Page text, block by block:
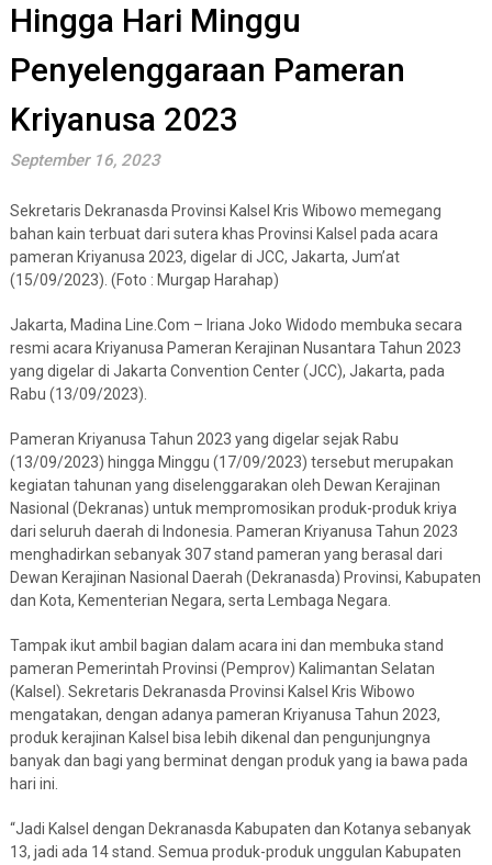
Hingga Hari Minggu
Penyelenggaraan Pameran
Kriyanusa 2023
September 16, 2023
Sekretaris Dekranasda Provinsi Kalsel Kris Wibowo memegang
bahan kain terbuat dari sutera khas Provinsi Kalsel pada acara
pameran Kriyanusa 2023, digelar di JCC, Jakarta, Jum’at
(15/09/2023). (Foto : Murgap Harahap)
Jakarta, Madina Line.Com – Iriana Joko Widodo membuka secara
resmi acara Kriyanusa Pameran Kerajinan Nusantara Tahun 2023
yang digelar di Jakarta Convention Center (JCC), Jakarta, pada
Rabu (13/09/2023).
Pameran Kriyanusa Tahun 2023 yang digelar sejak Rabu
(13/09/2023) hingga Minggu (17/09/2023) tersebut merupakan
kegiatan tahunan yang diselenggarakan oleh Dewan Kerajinan
Nasional (Dekranas) untuk mempromosikan produk-produk kriya
dari seluruh daerah di Indonesia. Pameran Kriyanusa Tahun 2023
menghadirkan sebanyak 307 stand pameran yang berasal dari
Dewan Kerajinan Nasional Daerah (Dekranasda) Provinsi, Kabupaten
dan Kota, Kementerian Negara, serta Lembaga Negara.
Tampak ikut ambil bagian dalam acara ini dan membuka stand
pameran Pemerintah Provinsi (Pemprov) Kalimantan Selatan
(Kalsel). Sekretaris Dekranasda Provinsi Kalsel Kris Wibowo
mengatakan, dengan adanya pameran Kriyanusa Tahun 2023,
produk kerajinan Kalsel bisa lebih dikenal dan pengunjungnya
banyak dan bagi yang berminat dengan produk yang ia bawa pada
hari ini.
“Jadi Kalsel dengan Dekranasda Kabupaten dan Kotanya sebanyak
13, jadi ada 14 stand. Semua produk-produk unggulan Kabupaten